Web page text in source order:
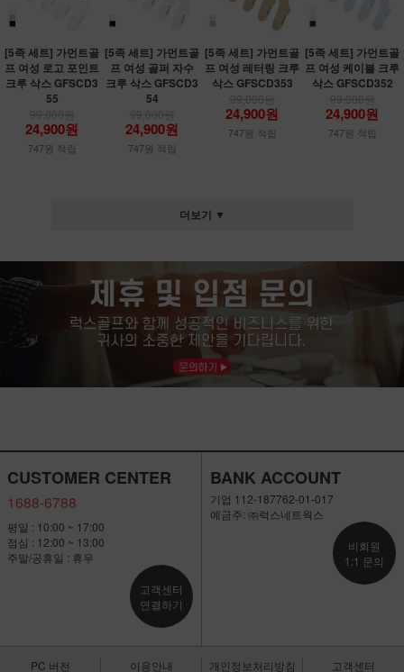
[5족 세트] 가먼트골
프 여성 로고 포인트
크루 삭스 GFSCD3
55
24,900원
747원 적립
[5족 세트] 가먼트골
프 여성 골퍼 자수
크루 삭스 GFSCD3
54
24,900원
747원 적립
[5족 세트] 가먼트골
프 여성 레터링 크루
삭스 GFSCD353
24,900원
747원 적립
[5족 세트] 가먼트골
프 여성 케이블 크루
삭스 GFSCD352
24,900원
747원 적립
더보기 ▼
CUSTOMER CENTER
1688-6788
평일 : 10:00 ~ 17:00
점심 : 12:00 ~ 13:00
주말/공휴일 : 휴무
고객센터
연결하기
BANK ACCOUNT
기업 112-187762-01-017
예금주: ㈜럭스네트웍스
비회원
1:1 문의
PC 버전 이용안내 개인정보처리방침 고객센터